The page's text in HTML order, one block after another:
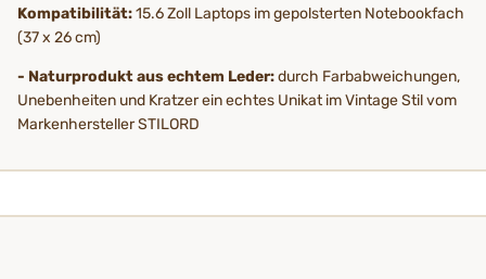
Kompatibilität:15.6 Zoll Laptops im gepolsterten Notebookfach
(37 x 26 cm)
- Naturprodukt aus echtem Leder:durch Farbabweichungen,
Unebenheiten und Kratzer ein echtes Unikat im Vintage Stil vom
Markenhersteller STILORD